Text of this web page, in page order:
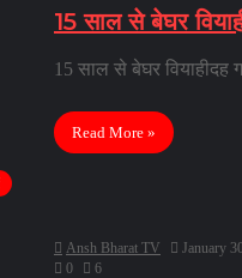
15 साल से बेघर
15 साल से बेघर वियाहीदह
Read More »
Ansh Bharat TV
January
0
6